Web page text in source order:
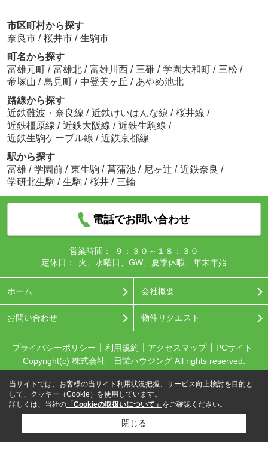
市区町村から探す
奈良市 / 桜井市 / 生駒市
町名から探す
富雄元町 / 富雄北 / 富雄川西 / 三碓 / 学園大和町 / 三松 /
帝塚山 / 鳥見町 / 中登美ヶ丘 / あやめ池北
路線から探す
近鉄難波・奈良線 / 近鉄けいはんな線 / 桜井線 /
近鉄橿原線 / 近鉄大阪線 / 近鉄生駒線 /
近鉄生駒ケーブル線 / 近鉄京都線
駅から探す
富雄 / 学園前 / 東生駒 / 菖蒲池 / 尼ヶ辻 / 近鉄奈良 /
学研北生駒 / 生駒 / 桜井 / 三輪
電話でお問い合わせ
営業時間：
９：３０～１８：３０
定休日：
火、水曜日、GW、夏季休暇、年末年始
ホーム 会社概要
お問い合わせ 物件リクエスト
プライバシーポリシー 利用規約 アクセスマップ
PCサイト
Copyright(c) 株式会社 日栄ハウジング All rights reserved.
当サイトでは、お客様の当サイト利用状況把握、サービス向上検討を目的と
して、クッキー（Cookie）を使用しています。
詳しくは、当社の 「Cookieの取扱いについて」 をご確認ください。
閉じる